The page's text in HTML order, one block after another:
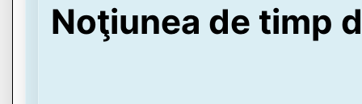
Noţiunea de timp